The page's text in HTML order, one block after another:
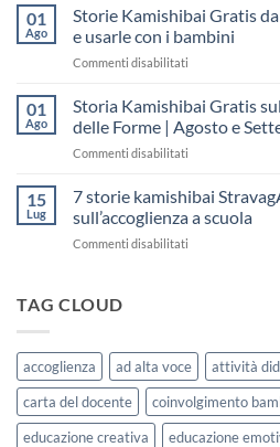
il
“fare
una
lezione
Kamishibai
per
dell’Accoglienza:
Giorni
01
Ago
Storie Kamishibai Gratis
e usarle con i bambini
Commenti disabilitati
Kamishibai
da
sceglierle
01
Ago
Storia Kamishibai Gratis
delle Forme | Agosto e
Commenti disabilitati
Kamishibai
sull’Accoglienza:
Settembre
2026
15
Lug
7 storie kamishibai
sull’accoglienza a scuola
Commenti disabilitati
lavorare
sull’accoglienza
a
scuola
TAG CLOUD
accoglienza ad alta voce attività
carta del docente
coinvolgimento
educazione creativa
educazione